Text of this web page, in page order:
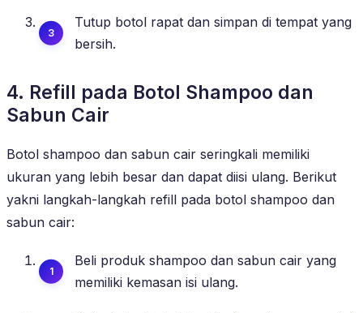
Tutup botol rapat dan simpan di tempat yang
bersih.
4. Refill pada Botol Shampoo dan
Sabun Cair
Botol shampoo dan sabun cair seringkali memiliki
ukuran yang lebih besar dan dapat diisi ulang. Berikut
yakni langkah-langkah refill pada botol shampoo dan
sabun cair:
Beli produk shampoo dan sabun cair yang
memiliki kemasan isi ulang.